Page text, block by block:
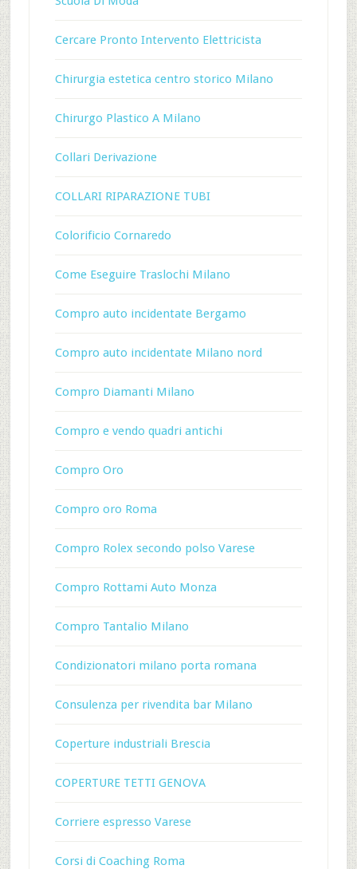
Cercare Pronto Intervento Elettricista
Chirurgia estetica centro storico Milano
Chirurgo Plastico A Milano
Collari Derivazione
COLLARI RIPARAZIONE TUBI
Colorificio Cornaredo
Come Eseguire Traslochi Milano
Compro auto incidentate Bergamo
Compro auto incidentate Milano nord
Compro Diamanti Milano
Compro e vendo quadri antichi
Compro Oro
Compro oro Roma
Compro Rolex secondo polso Varese
Compro Rottami Auto Monza
Compro Tantalio Milano
Condizionatori milano porta romana
Consulenza per rivendita bar Milano
Coperture industriali Brescia
COPERTURE TETTI GENOVA
Corriere espresso Varese
Corsi di Coaching Roma